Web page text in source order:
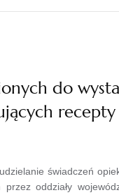
do
recepty
świadczeń
oddziały